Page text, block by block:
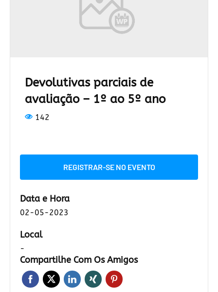
Devolutivas parciais de
avaliação – 1º ao 5º ano
142
REGISTRAR-SE NO EVENTO
Data e Hora
02-05-2023
Local
-
Compartilhe Com Os Amigos